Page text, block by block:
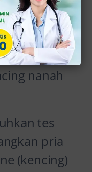
melakukan
seksual.
dapat
nanah
tes
pria
(kencing)